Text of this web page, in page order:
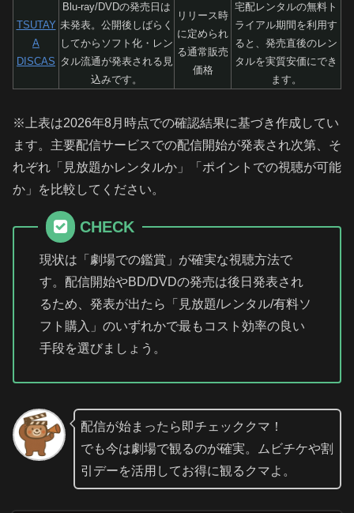
TSUTAY
A
DISCAS
Blu-ray/DVDの発売日は
未発表。公開後しばらく
してからソフト化・レン
タル流通が発表される見
込みです。
リリース時
に定められ
る通常販売
価格
宅配レンタルの無料ト
ライアル期間を利用す
ると、発売直後のレン
タルを実質安価にでき
ます。
※上表は2026年8月時点での確認結果に基づき作成してい
ます。主要配信サービスでの配信開始が発表され次第、そ
れぞれ「見放題かレンタルか」「ポイントでの視聴が可能
か」を比較してください。
CHECK
現状は「劇場での鑑賞」が確実な視聴方法で
す。配信開始やBD/DVDの発売は後日発表され
るため、発表が出たら「見放題/レンタル/有料ソ
フト購入」のいずれかで最もコスト効率の良い
手段を選びましょう。
配信が始まったら即チェッククマ！
でも今は劇場で観るのが確実。ムビチケや割
引デーを活用してお得に観るクマよ。